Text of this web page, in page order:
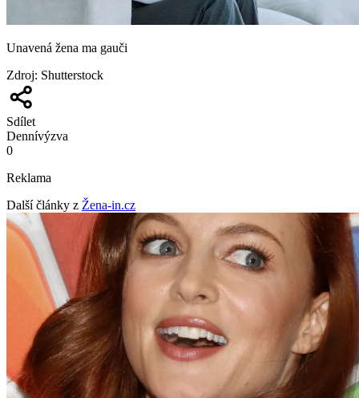
Unavená žena ma gauči
Zdroj: Shutterstock
Sdílet
Dennívýzva
0
Reklama
Další články z Žena-in.cz